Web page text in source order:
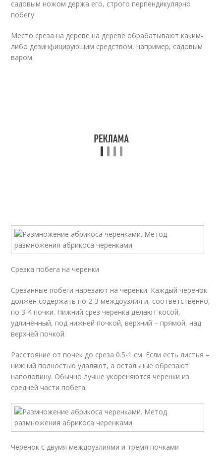
садовым ножом держа его, строго перпендикулярно
побегу.
Место среза на дереве на дереве обрабатывают каким-
либо дезинфицирующим средством, например, садовым
варом.
Срезка побега на черенки
Срезанные побеги нарезают на черенки. Каждый черенок
должен содержать по 2-3 междоузлия и, соответственно,
по 3-4 почки. Нижний срез черенка делают косой,
удлинённый, под нижней почкой, верхний – прямой, над
верхней почкой.
Расстояние от почек до среза 0.5-1 см. Если есть листья –
нижний полностью удаляют, а остальные обрезают
наполовину. Обычно лучше укореняются черенки из
средней части побега.
Черенок с двумя междоузлиями и тремя почками